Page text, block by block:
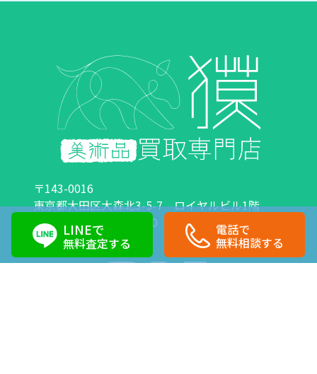
LINEで
無料査定する
電話で
無料相談する
〒143-0016
東京都大田区大森北3-5-7 ロイヤルビル1階
営業時間：10:00～18:00 定休日：日曜日・祝日
0120-89-0007 03-6423-1033